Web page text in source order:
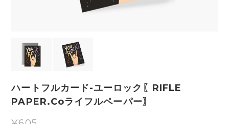
ハートフルカード-ユーロック〖RIFLE
PAPER.Coライフルペーパー〗